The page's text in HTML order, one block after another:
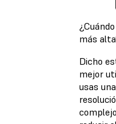
más
Dicho
mejor
usas